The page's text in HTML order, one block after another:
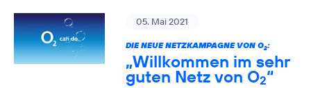
05. Mai 2021
DIE NEUE NETZKAMPAGNE VON O2:
„Willkommen im sehr
guten Netz von O2“